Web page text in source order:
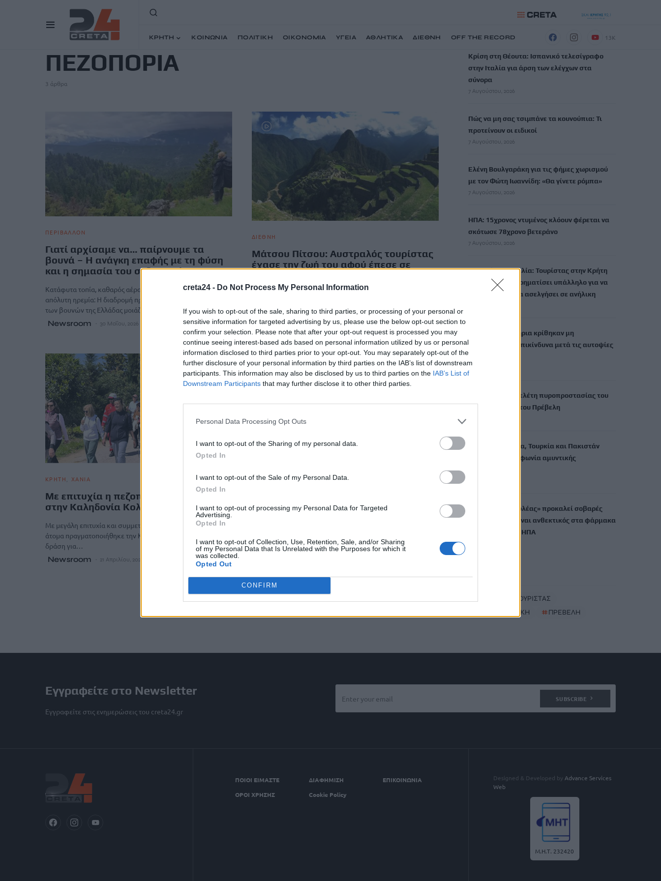
creta24 - Do Not Process My Personal Information
If you wish to opt-out of the sale, sharing to third parties, or processing of your personal or
sensitive information for targeted advertising by us, please use the below opt-out section to
confirm your selection. Please note that after your opt-out request is processed you may
continue seeing interest-based ads based on personal information utilized by us or personal
information disclosed to third parties prior to your opt-out. You may separately opt-out of the
further disclosure of your personal information by third parties on the IAB’s list of downstream
participants. This information may also be disclosed by us to third parties on the IAB’s List of
Downstream Participants that may further disclose it to other third parties.
Personal Data Processing Opt Outs
I want to opt-out of the Sharing of my personal data.
Opted In
I want to opt-out of the Sale of my Personal Data.
Opted In
I want to opt-out of processing my Personal Data for Targeted
Advertising.
Opted In
I want to opt-out of Collection, Use, Retention, Sale, and/or Sharing
of my Personal Data that Is Unrelated with the Purposes for which it
was collected.
Opted Out
CONFIRM
ΚΡΗΤΗ ΚΟΙΝΩΝΙΑ ΠΟΛΙΤΙΚΗ ΟΙΚΟΝΟΜΙΑ ΥΓΕΙΑ ΑΘΛΗΤΙΚΑ ΔΙΕΘΝΗ OFF THE RECORD 13K
ΠΕΖΟΠΟΡΙΑ
3 άρθρα
ΠΕΡΙΒΑΛΛΟΝ
Γιατί αρχίσαμε να… παίρνουμε τα
βουνά – Η ανάγκη επαφής με τη φύση
και η σημασία του σεβασμού
Κατάφυτα τοπία, καθαρός αέρας, ανοιχτός ορίζοντας,
απόλυτη ηρεμία: Η διαδρομή προς τις κορυφές
των βουνών της Ελλάδας μοιάζει με ένα…
Newsroom 30 Μαΐου, 2026
ΔΙΕΘΝΗ
Μάτσου Πίτσου: Αυστραλός τουρίστας
έχασε την ζωή του αφού έπεσε σε
Ένας Αυστραλός τουρίστας έχασε τη ζωή του αφού έπεσε
Ίνκας με προορισμό το Μάτσου Πίτσου στο Περού,…
Newsroom 24 Μαΐου, 2026
ΚΡΗΤΗ ΧΑΝΙΑ
Με επιτυχία η πεζοπορική διαδρομή
στην Καληδονία Κολυμβαρίου
Με μεγάλη επιτυχία και συμμετοχή που ξεπέρασε τα 100
άτομα πραγματοποιήθηκε την Κυριακή η πρώτη πεζοπορική
δράση για…
Newsroom 21 Απριλίου, 2026
ΡΟΗ ΕΙΔΗΣΕΩΝ
Κρίση στη Θέουτα: Ισπανικό τελεσίγραφο
στην Ιταλία για άρση των ελέγχων στα
σύνορα
7 Αυγούστου, 2026
Πώς να μη σας τσιμπάνε τα κουνούπια: Τι
προτείνουν οι ειδικοί
7 Αυγούστου, 2026
Ελένη Βουλγαράκη για τις φήμες χωρισμού
με τον Φώτη Ιωαννίδη: «Θα γίνετε ρόμπα»
7 Αυγούστου, 2026
ΗΠΑ: 15χρονος ντυμένος κλόουν φέρεται να
σκότωσε 78χρονο βετεράνο
7 Αυγούστου, 2026
Σοβαρή καταγγελία: Τουρίστας στην Κρήτη
επιχείρησε να χρηματίσει υπάλληλο για να
του επιτρέψει να ασελγήσει σε ανήλικη
Επτά στα 10 κτήρια κρίθηκαν μη
κατοικήσιμα ή επικίνδυνα μετά τις αυτοψίες
Στον «πάγο» η μελέτη πυροπροστασίας του
Φοινικόδασους του Πρέβελη
Σαουδική Αραβία, Τουρκία και Πακιστάν
υπέγραψαν συμφωνία αμυντικής
Μύκητας-«εισβολέας» προκαλεί σοβαρές
λοιμώξεις και είναι ανθεκτικός στα φάρμακα
– Ανησυχία στις ΗΠΑ
ΤΟΥΡΙΣΤΑΣ
ΔΥΤΙΚΗ ΑΤΤΙΚΗ #ΠΡΕΒΕΛΗ
Εγγραφείτε στο Newsletter
Εγγραφείτε στις ενημερώσεις του creta24.gr
SUBSCRIBE
ΠΟΙΟΙ ΕΙΜΑΣΤΕ ΔΙΑΦΗΜΙΣΗ
ΕΠΙΚΟΙΝΩΝΙΑ
ΟΡΟΙ ΧΡΗΣΗΣ
Cookie Policy
Designed & Developed by Advance Services
Web
Μ.Η.Τ. 232420